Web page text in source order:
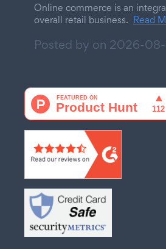
Online commerce is an
overall retail business. Read
Posted by on 2026-